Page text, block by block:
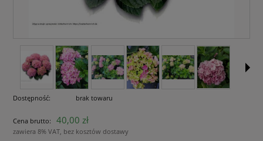
Dostępność: brak towaru
Cena brutto: 40,00 zł
zawiera 8% VAT, bez kosztów dostawy